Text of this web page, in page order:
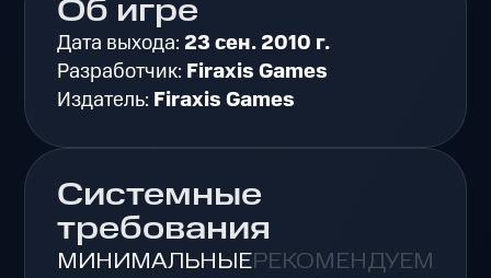
Об игре
Дата выхода: 23 сен. 2010 г.
Разработчик: Firaxis Games
Издатель: Firaxis Games
Системные
требования
МИНИМАЛЬНЫЕРЕКОМЕНДУЕМЫЕ